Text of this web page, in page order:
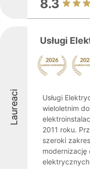
8.3
Laureaci
Usługi
Usługi
wieloletnim
2011 roku.
szeroki
modernizację